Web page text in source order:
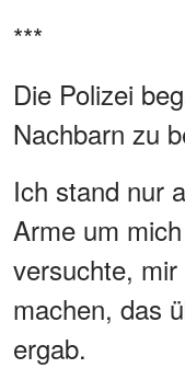
***
Die Polizei
Nachbarn zu
Ich stand nur
Arme um
versuchte,
machen, das
ergab.